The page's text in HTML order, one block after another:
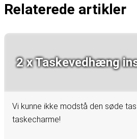
Relaterede artikler
2 x Taskevedhæng
Vi kunne ikke modstå den søde
taskecharme!